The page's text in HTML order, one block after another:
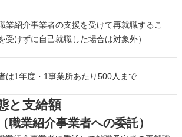
業紹介事業者の支援を受けて再就職するこ
受けずに自己就職した場合は対象外）
は1年度・1事業所あたり500人まで
と支給額
業紹介事業者への委託）